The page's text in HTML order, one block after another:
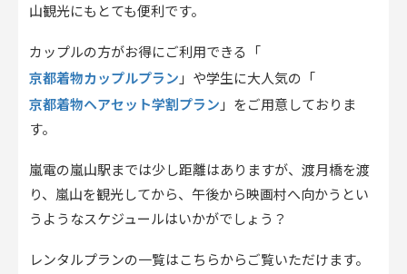
山観光にもとても便利です。
カップルの方がお得にご利用できる「
京都着物カップルプラン」や学生に大人気の「
京都着物ヘアセット学割プラン」をご用意しておりま
す。
嵐電の嵐山駅までは少し距離はありますが、渡月橋を渡
り、嵐山を観光してから、午後から映画村へ向かうとい
うようなスケジュールはいかがでしょう？
レンタルプランの一覧はこちらからご覧いただけます。